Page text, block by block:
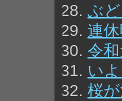
ぶ
連
令和
い
桜が